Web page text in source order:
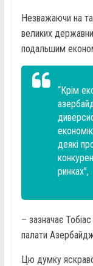
Незважаючи на
великих
подальшим
“Крім
деякі
ринках”,
– зазначає
палати
Цю думку